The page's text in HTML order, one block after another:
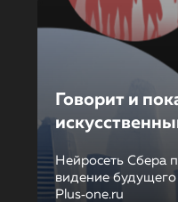
Говорит и
Нейросеть Сбера
видение
Plus‑one.ru